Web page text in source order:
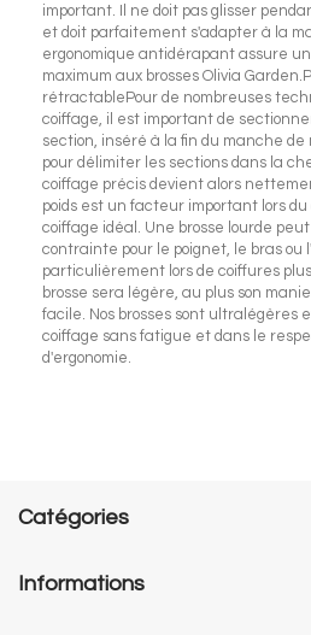
important. Il ne doit pas glisser
et doit parfaitement s'adapter à la
ergonomique antidérapant assure
maximum aux brosses Olivia
rétractablePour de nombreuses
coiffage, il est important de
section, inséré à la fin du manche de
pour délimiter les sections dans la
coiffage précis devient alors
poids est un facteur important lors
coiffage idéal. Une brosse lourde
contrainte pour le poignet, le bras ou
particulièrement lors de coiffures
brosse sera légère, au plus son
facile. Nos brosses sont ultralégères
coiffage sans fatigue et dans le
d'ergonomie.
Catégories
Informations